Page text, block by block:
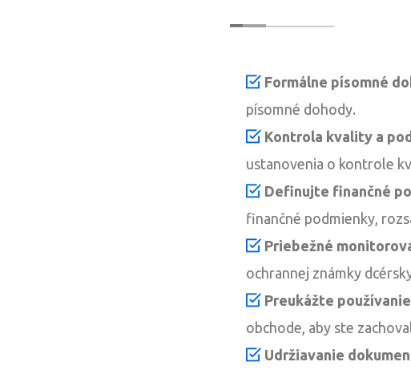
Formálne písomné
písomné dohody.
Kontrola kvality a
ustanovenia o kontrole
Definujte finančné
finančné podmienky,
Priebežné
ochrannej známky
Preukážte
obchode, aby ste
Udržiavanie